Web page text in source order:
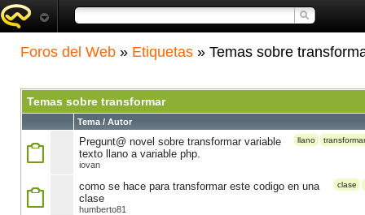
Foros del Web » Etiquetas » Temas sobre
Temas sobre transformar
Tema / Autor
llano transformar
Pregunt@ novel sobre transformar variable
texto llano a variable php.
iovan
clase
como se hace para transformar este codigo en una
clase
humberto81